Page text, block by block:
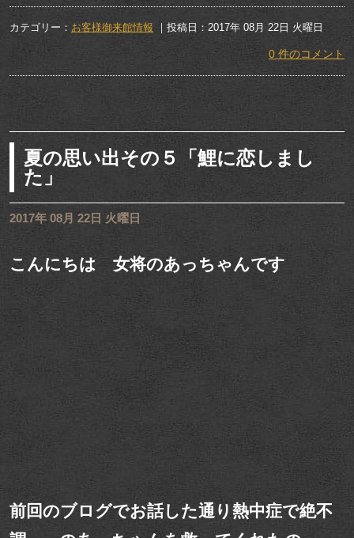
カテゴリー： お客様御来館情報 ｜投稿日：2017年 08月 22日 火曜日
0 件のコメント
夏の思い出その５「鯉に恋しまし
た」
2017年 08月 22日 火曜日
こんにちは 女将のあっちゃんです
前回のブログでお話した通り熱中症で絶不